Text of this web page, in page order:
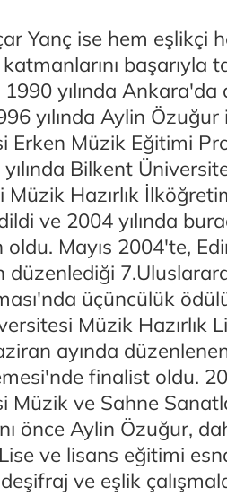
Yanç ise hem eşlikçi
başarıyla
1990 yılında
yılında Aylin Özuğur
Erken Müzik Eğitimi
Bilkent
Müzik Hazırlık
ve 2004 yılında
Mayıs 2004'te,
üçüncülük
Müzik Hazırlık
ayında
finalist oldu.
Müzik ve Sahne
önce Aylin Özuğur,
ve lisans eğitimi
ve eşlik